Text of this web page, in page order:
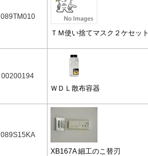
089TM010
ＴＭ使い捨てマスク２ケセット
00200194
ＷＤＬ散布容器
089S15KA
XB167A 細工のこ替刃